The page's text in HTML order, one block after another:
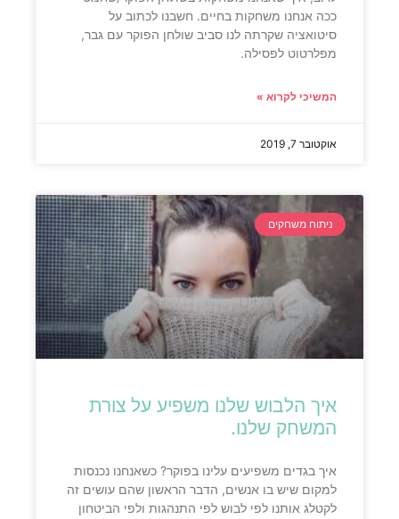
ככה אנחנו משחקות בחיים. חשבנו לכתוב על
סיטואציה שקרתה לנו סביב שולחן הפוקר עם גבר,
מפלרטוט לפסילה.
המשיכי לקרוא »
אוקטובר 7, 2019
ניתוח משחקים
איך הלבוש שלנו משפיע על צורת
המשחק שלנו.
איך בגדים משפיעים עלינו בפוקר? כשאנחנו נכנסות
למקום שיש בו אנשים, הדבר הראשון שהם עושים זה
לקטלג אותנו לפי לבוש לפי התנהגות ולפי הביטחון